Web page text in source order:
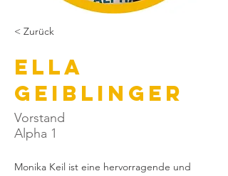
< Zurück
Ella
Geiblinger
Vorstand
Alpha 1
Monika Keil ist eine hervorragende und